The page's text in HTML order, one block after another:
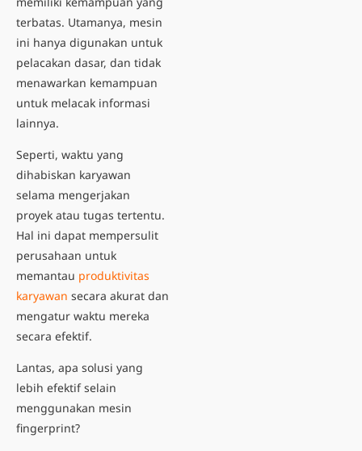
terbatas. Utamanya, mesin
ini hanya digunakan untuk
pelacakan dasar, dan tidak
menawarkan kemampuan
untuk melacak informasi
lainnya.
Seperti, waktu yang
dihabiskan karyawan
selama mengerjakan
proyek atau tugas tertentu.
Hal ini dapat mempersulit
perusahaan untuk
memantau produktivitas
karyawan secara akurat dan
mengatur waktu mereka
secara efektif.
Lantas, apa solusi yang
lebih efektif selain
menggunakan mesin
fingerprint?